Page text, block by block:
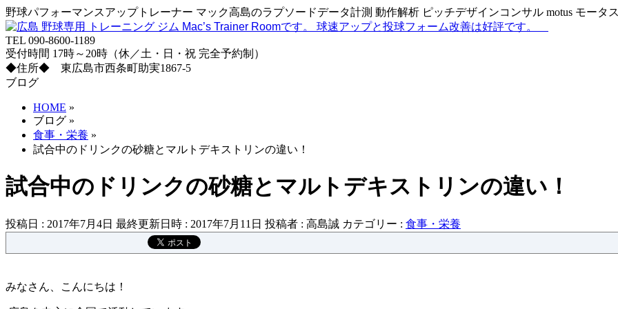
野球パフォーマンスアップトレーナー マック高島のラプソードデータ計測 動作解析 ピッチデザインコンサル motus モー
TEL 090-8600-1189
受付時間 17時～20時（休／土・日・祝 完全予約制）
◆住所◆ 東広島市西条町助実1867-5
ブログ
HOME »
ブログ »
食事・栄養 »
試合中のドリンクの砂糖とマルトデキストリンの違い！
試合中のドリンクの砂糖とマルトデキストリンの違い！
投稿日 : 2017年7月4日 最終更新日時 : 2017年7月11日 投稿者 : 高島誠 カテゴリー : 食事・栄養
みなさん、こんにちは！